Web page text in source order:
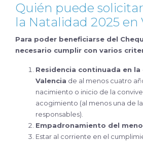
Quién puede
la Natalidad 2025 en
Para poder beneficiarse del Cheque-Bebé, es
necesario cumplir con varios
Residencia continuada en
Valencia de al menos cuatro
nacimiento o inicio de la
acogimiento (al menos una de
responsables).
Empadronamiento del
Estar al corriente en el